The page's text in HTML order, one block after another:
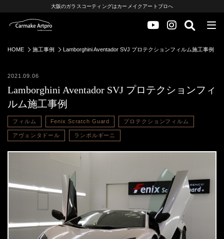
大阪のガラスコーティングはカーメイクアートプロへ
HOME 施工事例 Lamborghini Aventador SVJ プロテクションフィルム施工事例
2021.09.06
Lamborghini Aventador SVJ プロテクションフィ
ルム施工事例
フィルム Fenix Scratch Guard プロテクションフィルム
アヴェンタドール ランボルギーニ